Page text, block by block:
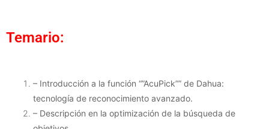
Temario:
– Introducción a la función “”AcuPick”” de Dahua:
tecnología de reconocimiento avanzado.
– Descripción en la optimización de la búsqueda de